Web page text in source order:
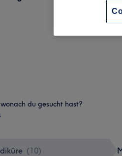
du gesucht hast?
(10)